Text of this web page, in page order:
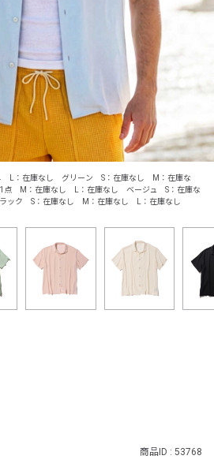
L：在庫なし グリーン S：在庫なし M：在庫な
M：在庫なし L：在庫なし ベージュ S：在庫な
ック S：在庫なし M：在庫なし L：在庫なし
商品ID : 53768